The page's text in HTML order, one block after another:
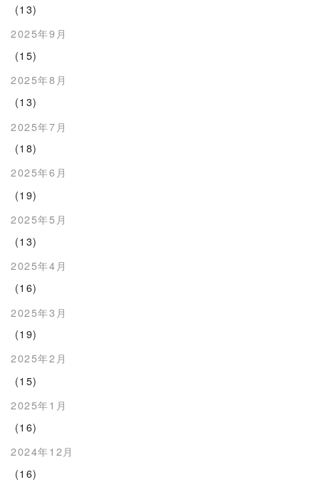
(13)
2025年9月
(15)
2025年8月
(13)
2025年7月
(18)
2025年6月
(19)
2025年5月
(13)
2025年4月
(16)
2025年3月
(19)
2025年2月
(15)
2025年1月
(16)
2024年12月
(16)